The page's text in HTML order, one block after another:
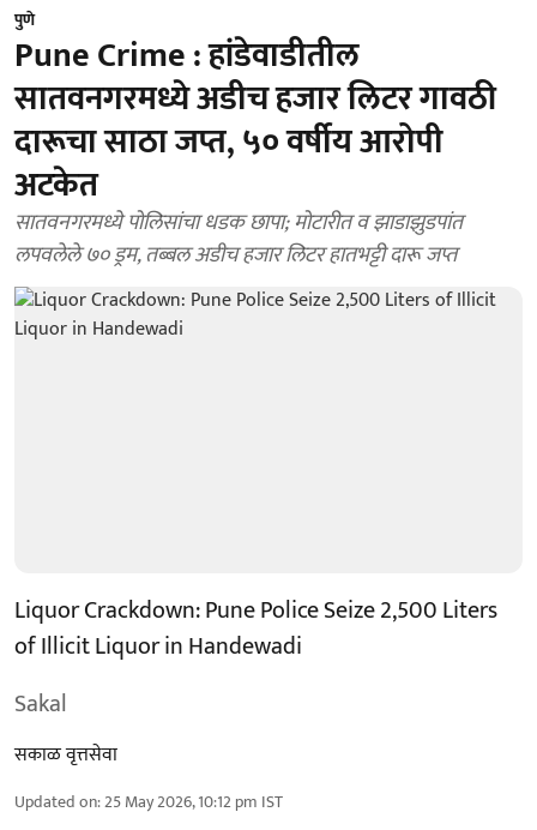
पुणे
Pune Crime : हांडेवाडीतील
सातवनगरमध्ये अडीच हजार लिटर गावठी
दारूचा साठा जप्त, ५० वर्षीय आरोपी
अटकेत
सातवनगरमध्ये पोलिसांचा धडक छापा; मोटारीत व झाडाझुडपांत
लपवलेले ७० ड्रम, तब्बल अडीच हजार लिटर हातभट्टी दारू जप्त
Liquor Crackdown: Pune Police Seize 2,500 Liters
of Illicit Liquor in Handewadi
Sakal
सकाळ वृत्तसेवा
Updated on:25 May 2026, 10:12 pm IST